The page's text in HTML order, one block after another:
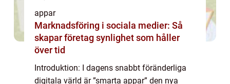
appar
Marknadsföring i sociala medier: Så
skapar företag synlighet som håller
över tid
Introduktion: I dagens snabbt föränderliga
digitala värld är ”smarta appar” den nya